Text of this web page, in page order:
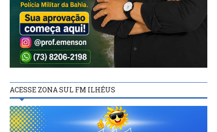
ACESSE ZONA SUL FM ILHÉUS